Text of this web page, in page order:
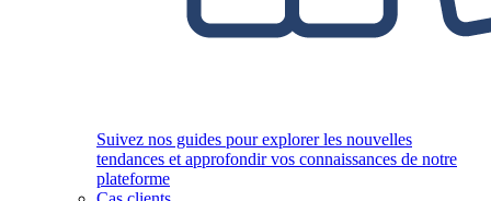
Suivez nos guides pour explorer les nouvelles
tendances et approfondir vos connaissances de notre
plateforme